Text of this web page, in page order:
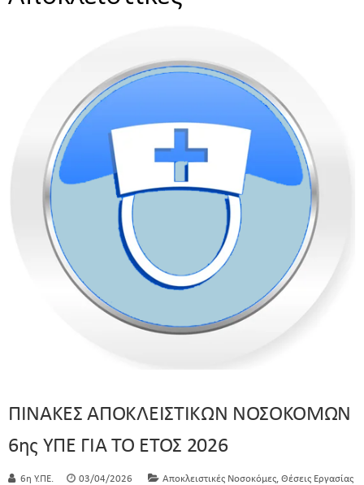
ΠΙΝΑΚΕΣ ΑΠΟΚΛΕΙΣΤΙΚΩΝ ΝΟΣΟΚΟΜΩΝ
6ης ΥΠΕ ΓΙΑ ΤΟ ΕΤΟΣ 2026
6η Υ.ΠΕ. 03/04/2026 Αποκλειστικές Νοσοκόμες Θέσεις Εργασίας